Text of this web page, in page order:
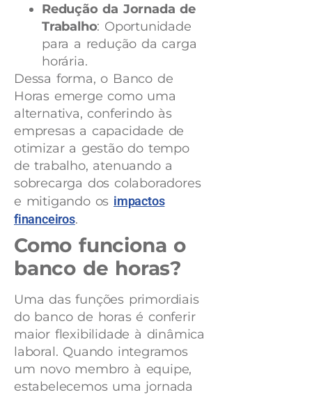
Redução da Jornada de
Trabalho: Oportunidade
para a redução da carga
horária.
Dessa forma, o Banco de
Horas emerge como uma
alternativa, conferindo às
empresas a capacidade de
otimizar a gestão do tempo
de trabalho, atenuando a
sobrecarga dos colaboradores
e mitigando os impactos
financeiros.
Como funciona o
banco de horas?
Uma das funções primordiais
do banco de horas é conferir
maior flexibilidade à dinâmica
laboral. Quando integramos
um novo membro à equipe,
estabelecemos uma jornada